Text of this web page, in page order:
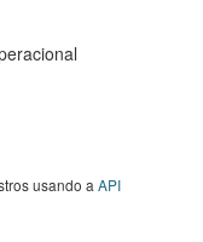
usando a API